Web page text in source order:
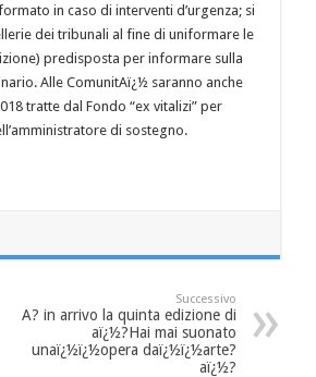
in caso di interventi d’urgenza; si
dei tribunali al fine di uniformare le
predisposta per informare sulla
Alle ComunitAï¿½ saranno anche
tratte dal Fondo “ex vitalizi” per
di sostegno.
Successivo
A? in arrivo la quinta edizione di
aï¿½?Hai mai suonato
unaï¿½ï¿½opera daï¿½ï¿½arte?
aï¿½?